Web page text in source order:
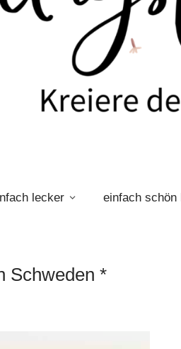
lecker einfach schön
Schweden *